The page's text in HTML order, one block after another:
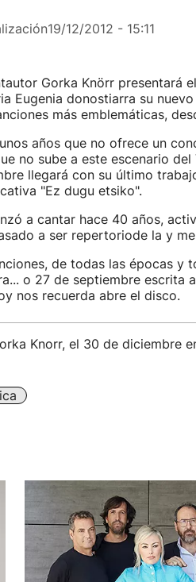
19/12/2012 - 15:11
Gorka Knörr presentará
Eugenia donostiarra su
más emblemáticas,
años que no ofrece un
no sube a este escenario
llegará con su último
"Ez dugu etsiko".
a cantar hace 40 años,
a ser repertoriode la y
de todas las épocas y
o 27 de septiembre escrita
nos recuerda abre el disco.
Knorr, el 30 de diciembre